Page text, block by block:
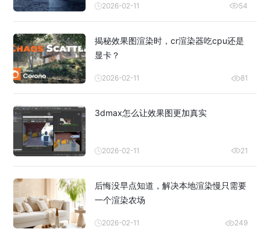
2026-02-11 54
揭秘效果图渲染时，cr渲染器吃cpu还是
显卡？
2026-02-11 81
3dmax怎么让效果图更加真实
2026-02-11 21
后悔没早点知道，解决本地渲染慢只需要
一个渲染农场
2026-02-11 249